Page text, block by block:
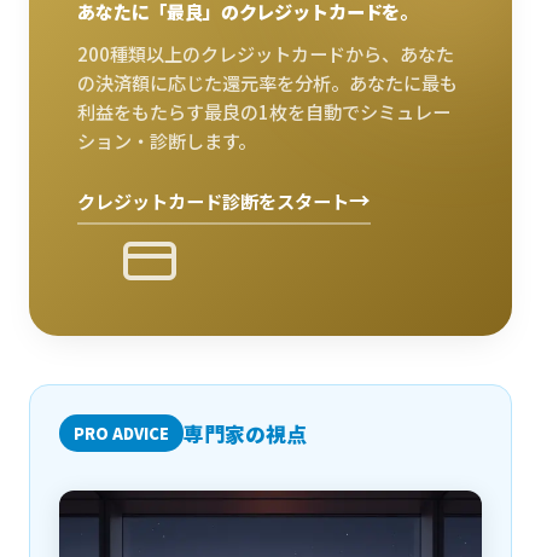
あなたに「最良」のクレジットカードを。
200種類以上のクレジットカードから、あなた
の決済額に応じた還元率を分析。あなたに最も
利益をもたらす最良の1枚を自動でシミュレー
ション・診断します。
クレジットカード診断をスタート→
PRO ADVICE 専門家の視点